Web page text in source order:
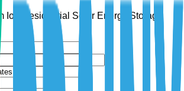
Ion Residential Solar Energy Storage